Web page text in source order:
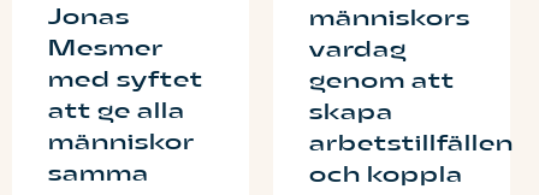
Jonas
Mesmer
med syftet
att ge alla
människor
samma
människors
vardag
genom att
skapa
arbetstillfällen
och koppla